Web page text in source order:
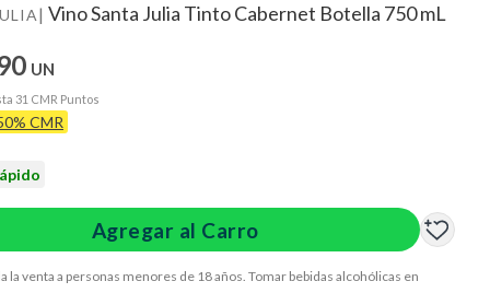
| Vino Santa Julia Tinto Cabernet Botella 750 mL
UN
31 CMR Puntos
CMR
Agregar al Carro
la venta a personas menores de 18 años. Tomar bebidas alcohólicas en